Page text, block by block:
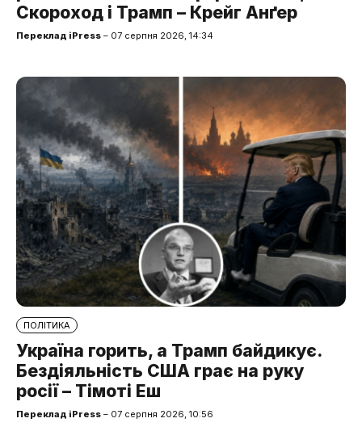
Скороход і Трамп – Крейг Анґер
Переклад iPress – 07 серпня 2026, 14:34
ПОЛІТИКА
Україна горить, а Трамп байдикує.
Бездіяльність США грає на руку
росії – Тімоті Еш
Переклад iPress – 07 серпня 2026, 10:56